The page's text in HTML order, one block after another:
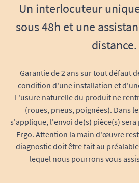
Un interlocuteur
sous 48h et une
distance.
Garantie de 2 ans sur tout défaut
condition d'une installation et
L'usure naturelle du produit ne
(roues, pneus, poignées). Dans
s'applique, l'envoi de(s) pièce(s) sera
Ergo. Attention la main d'œuvre
diagnostic doit être fait au
lequel nous pourrons vous